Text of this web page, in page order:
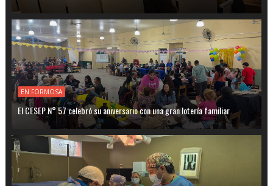
EN FORMOSA
El CESEP N° 57 celebró su aniversario con una gran lotería familiar